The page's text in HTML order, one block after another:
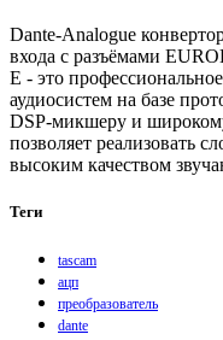
Dante-Analogue
входа с разъёмами
E - это
аудиосистем на базе
DSP-микшеру и
позволяет реализовать
высоким качеством
Теги
tascam
ацп
преобразователь
dante